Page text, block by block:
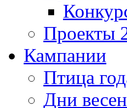
Проекты
Кампании
Птица
Дни